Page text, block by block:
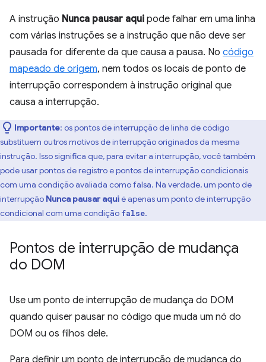
A instrução Nunca pausar aqui pode falhar em uma linha
com várias instruções se a instrução que não deve ser
pausada for diferente da que causa a pausa. No código
mapeado de origem, nem todos os locais de ponto de
interrupção correspondem à instrução original que
causa a interrupção.
Importante: os pontos de interrupção de linha de código
substituem outros motivos de interrupção originados da mesma
instrução. Isso significa que, para evitar a interrupção, você também
pode usar pontos de registro e pontos de interrupção condicionais
com uma condição avaliada como falsa. Na verdade, um ponto de
interrupção Nunca pausar aquié apenas um ponto de interrupção
condicional com uma condição false.
Pontos de interrupção de mudança
do DOM
Use um ponto de interrupção de mudança do DOM
quando quiser pausar no código que muda um nó do
DOM ou os filhos dele.
Para definir um ponto de interrupção de mudança do